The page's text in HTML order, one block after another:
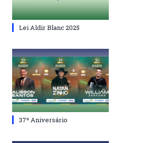
Lei Aldir Blanc 2025
37º Aniversário